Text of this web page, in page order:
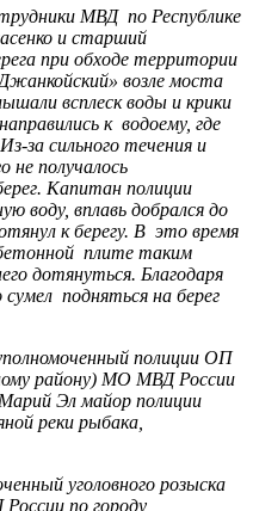
МВД по Республике
и старший
при обходе территории
возле моста
всплеск воды и крики
к водоему, где
за сильного течения и
не получалось
Капитан полиции
воду, вплавь добрался до
к берегу. В это время
бетонной плите таким
дотянуться. Благодаря
подняться на берег
полиции ОП
району) МО МВД России
Эл майор полиции
реки рыбака,
уголовного розыска
по городу